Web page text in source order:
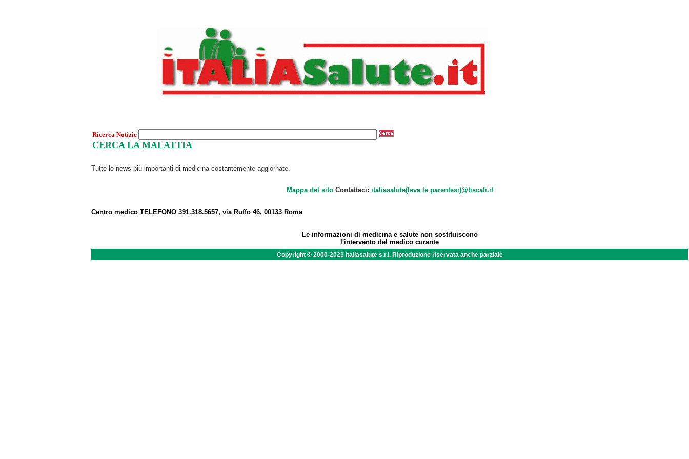
Ricerca Notizie
CERCA LA MALATTIA
Tutte le news più importanti di medicina costantemente aggiornate.
Mappa del sitoContattaci: italiasalute(leva le parentesi)@tiscali.it
Centro medico TELEFONO 391.318.5657, via Ruffo 46, 00133 Roma
Le informazioni di medicina e salute non sostituiscono
l'intervento del medico curante
Copyright © 2000-2023 Italiasalute s.r.l. Riproduzione riservata anche parziale